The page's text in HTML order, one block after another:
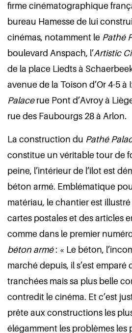
firme cinématographique
bureau Hamesse de lui
cinémas, notamment le Pathé
boulevard Anspach, l’Artistic
de la place Liedts à
avenue de la Toison d’Or 4-5 à
Palacerue Pont d’Avroy à
rue des Faubourgs 28 à Arlon.
La construction du Pathé
constitue un véritable tour de
peine, l’intérieur de l’îlot est
béton armé. Emblématique
matériau, le chantier est
cartes postales et des articles
comme dans le premier
béton armé: « Le béton,
marché depuis, il s’est emparé
tranchées mais sa plus belle
contredit le cinéma. Et c’est
prête aux constructions les
élégamment les problèmes les